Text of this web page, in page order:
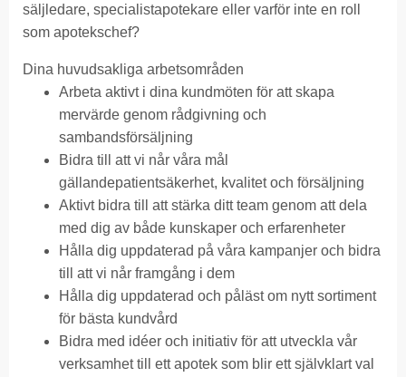
säljledare, specialistapotekare eller varför inte en roll
som apotekschef?
Dina huvudsakliga arbetsområden
Arbeta aktivt i dina kundmöten för att skapa
mervärde genom rådgivning och
sambandsförsäljning
Bidra till att vi når våra mål
gällandepatientsäkerhet, kvalitet och försäljning
Aktivt bidra till att stärka ditt team genom att dela
med dig av både kunskaper och erfarenheter
Hålla dig uppdaterad på våra kampanjer och bidra
till att vi når framgång i dem
Hålla dig uppdaterad och påläst om nytt sortiment
för bästa kundvård
Bidra med idéer och initiativ för att utveckla vår
verksamhet till ett apotek som blir ett självklart val